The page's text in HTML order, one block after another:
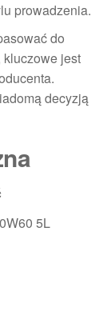
prowadzenia.
do
jest
decyzją
5L